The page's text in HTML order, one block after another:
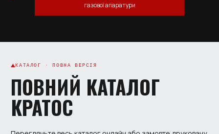
газової апаратури
КАТАЛОГ · ПОВНА ВЕРСІЯ
ПОВНИЙ КАТАЛОГ
КРАТОС